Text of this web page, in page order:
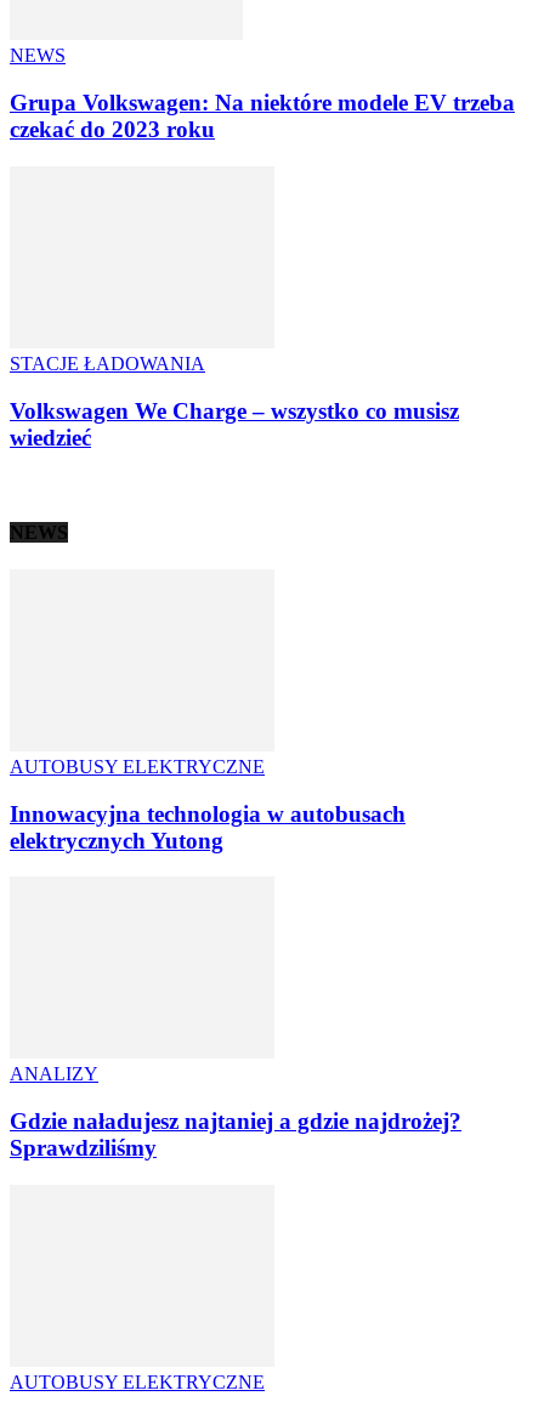
NEWS
Grupa Volkswagen: Na niektóre modele EV trzeba
czekać do 2023 roku
STACJE ŁADOWANIA
Volkswagen We Charge – wszystko co musisz
wiedzieć
NEWS
AUTOBUSY ELEKTRYCZNE
Innowacyjna technologia w autobusach
elektrycznych Yutong
ANALIZY
Gdzie naładujesz najtaniej a gdzie najdrożej?
Sprawdziliśmy
AUTOBUSY ELEKTRYCZNE